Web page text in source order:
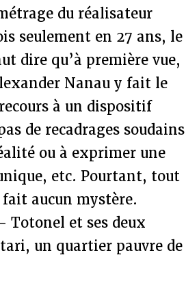
du réalisateur
seulement en 27 ans, le
dire qu’à première vue,
Nanau y fait le
à un dispositif
de recadrages soudains
ou à exprimer une
etc. Pourtant, tout
aucun mystère.
Totonel et ses deux
un quartier pauvre de